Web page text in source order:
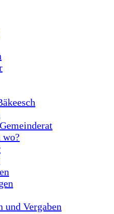
wo?
und Vergaben